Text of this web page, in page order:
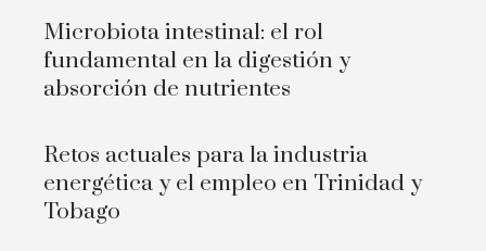
Microbiota intestinal: el rol
fundamental en la digestión y
absorción de nutrientes
Retos actuales para la industria
energética y el empleo en Trinidad y
Tobago